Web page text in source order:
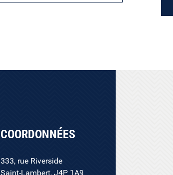
COORDONNÉES
333, rue Riverside
Saint-Lambert, J4P 1A9